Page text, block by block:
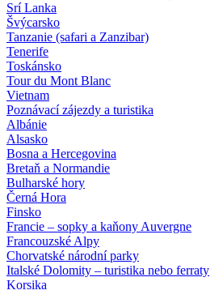
Srí Lanka
Švýcarsko
Tanzanie (safari a Zanzibar)
Tenerife
Toskánsko
Tour du Mont Blanc
Vietnam
Poznávací zájezdy a turistika
Albánie
Alsasko
Bosna a Hercegovina
Bretaň a Normandie
Bulharské hory
Černá Hora
Finsko
Francie – sopky a kaňony Auvergne
Francouzské Alpy
Chorvatské národní parky
Italské Dolomity – turistika nebo ferraty
Korsika